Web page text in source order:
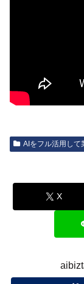
AIをフル活用して
X